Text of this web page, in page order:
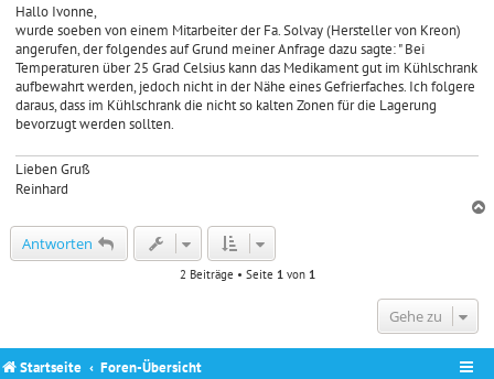
i
t
r
a
g
Hallo Ivonne,
wurde soeben von einem Mitarbeiter der Fa. Solvay (Hersteller von Kreon)
angerufen, der folgendes auf Grund meiner Anfrage dazu sagte: " Bei
Temperaturen über 25 Grad Celsius kann das Medikament gut im Kühlschrank
aufbewahrt werden, jedoch nicht in der Nähe eines Gefrierfaches. Ich folgere
daraus, dass im Kühlschrank die nicht so kalten Zonen für die Lagerung
bevorzugt werden sollten.
Lieben Gruß
Reinhard
Antworten
2 Beiträge • Seite 1von 1
Gehe zu
Startseite Foren-Übersicht